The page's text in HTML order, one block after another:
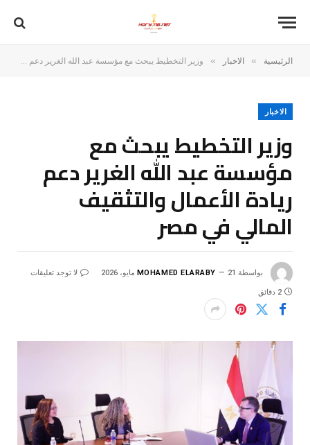
الرئيسية » الاخبار » وزير التخطيط يبحث مع مؤسسة عبد الله الغرير دعم ريادة الأعمال والتثقيف المالي في مصر
الاخبار
وزير التخطيط يبحث مع
مؤسسة عبد الله الغرير دعم
ريادة الأعمال والتثقيف
المالي في مصر
بواسطة MOHAMED ELARABY 21 مايو، 2026 لا توجد تعليقات
2 دقائق